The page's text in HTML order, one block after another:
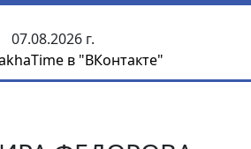
07.08.2026 г.
в "ВКонтакте"